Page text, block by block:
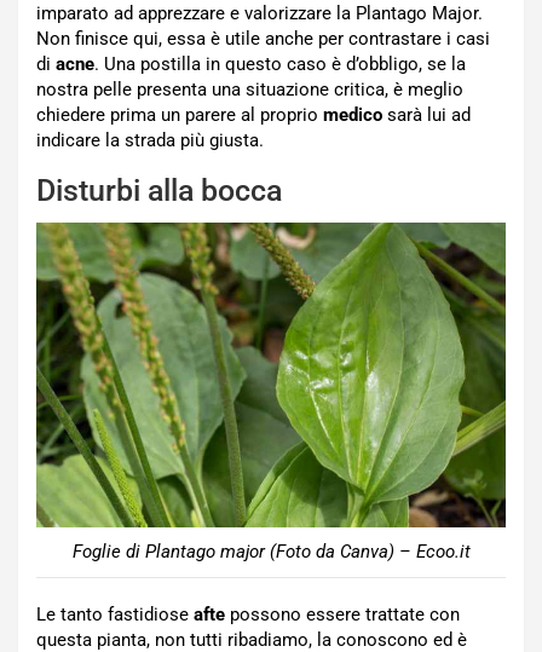
imparato ad apprezzare e valorizzare la Plantago Major.
Non finisce qui, essa è utile anche per contrastare i casi
di acne. Una postilla in questo caso è d’obbligo, se la
nostra pelle presenta una situazione critica, è meglio
chiedere prima un parere al proprio medico sarà lui ad
indicare la strada più giusta.
Disturbi alla bocca
Foglie di Plantago major (Foto da Canva) – Ecoo.it
Le tanto fastidiose afte possono essere trattate con
questa pianta, non tutti ribadiamo, la conoscono ed è